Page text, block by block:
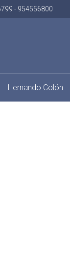
- 954556800
Hernando Colón